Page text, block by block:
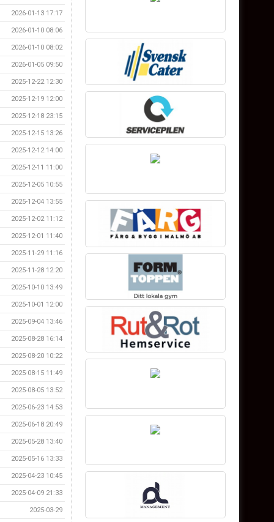
2026-01-13 17:17
2026-01-10 08:06
2026-01-10 08:02
2026-01-05 09:50
2025-12-22 12:30
2025-12-19 12:00
2025-12-18 23:15
2025-12-15 13:26
2025-12-12 14:00
2025-12-11 11:00
2025-12-05 10:55
2025-12-04 13:55
2025-12-02 11:12
2025-12-01 11:40
2025-11-29 11:16
2025-11-28 12:20
2025-10-10 13:49
2025-10-01 12:00
2025-09-04 13:46
2025-08-28 16:14
2025-08-20 10:22
2025-08-15 11:49
2025-08-05 13:52
2025-06-23 14:53
2025-06-18 20:49
2025-05-28 13:40
2025-05-16 13:33
2025-04-23 10:45
2025-04-09 21:33
2025-03-29